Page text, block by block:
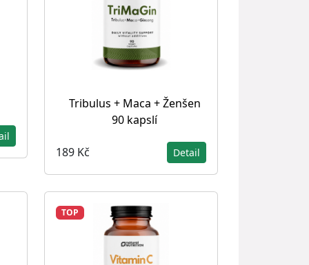
Tribulus + Maca + Ženšen
90 kapslí
189 Kč Detail
TOP